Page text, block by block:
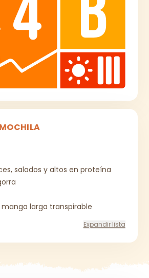
salados y altos en proteína
larga transpirable
Expandir lista